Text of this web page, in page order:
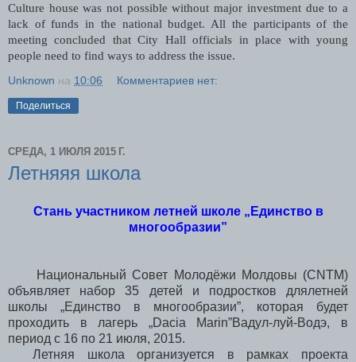
Culture house was not possible without major investment due to a
lack of funds in the national budget. All the participants of the
meeting concluded that City Hall officials inplace with young
people need to find ways to address the issue.
Unknown на 10:06 Комментариев нет:
Поделиться
СРЕДА, 1 ИЮЛЯ 2015 Г.
Летняяя школа
Стань участником летней школе „Единство в
многообразии”
Национальный Совет Mолодёжи Молдовы (CNTM)
объявляет набор 35 детей и подростков длялетней
школы „Единство в многообразии”, которая будет
проходить в лагерь „Dacia Marin”Вадул-луй-Водэ, в
период с 16 по 21 июля, 2015.
Летняя школа организуется в рамках проекта